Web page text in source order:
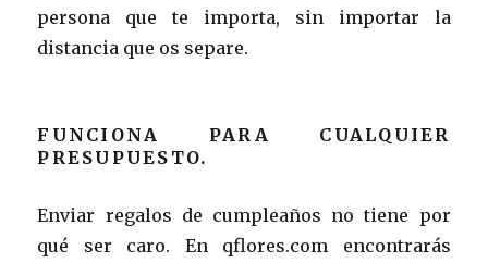
persona que te importa, sin importar la
distancia que os separe.
FUNCIONA PARA CUALQUIER
PRESUPUESTO.
Enviar regalos de cumpleaños no tiene por
qué ser caro. En qflores.com encontrarás